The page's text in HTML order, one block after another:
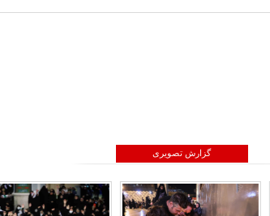
گزارش تصویری